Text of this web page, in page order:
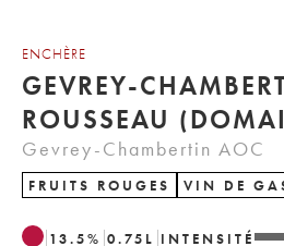
ENCHÈRE
GEVREY-
ROUSSEAU
Gevrey-Chambertin AOC
FRUITS ROUGES VIN DE
13.5% 0.75 L INTENSITÉ